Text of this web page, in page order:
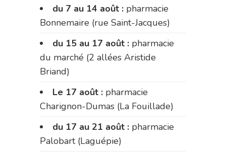
du 7 au 14 août : pharmacie
Bonnemaire (rue Saint-Jacques)
du 15 au 17 août : pharmacie
du marché (2 allées Aristide
Briand)
Le 17 août : pharmacie
Charignon-Dumas (La Fouillade)
du 17 au 21 août : pharmacie
Palobart (Laguépie)